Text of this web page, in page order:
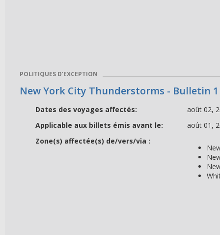
POLITIQUES D’EXCEPTION
New York City Thunderstorms - Bulletin 1
Dates des voyages affectés:
août 02,
Applicable aux billets émis avant le:
août 01,
Zone(s) affectée(s) de/vers/via :